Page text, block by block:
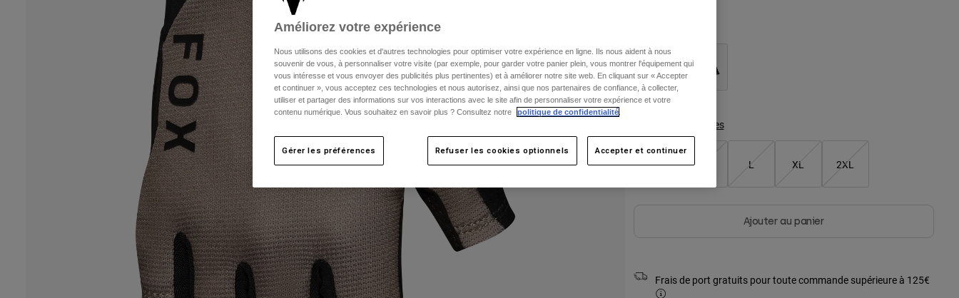
Tableau des tailles
S L XL 2XL
Ajouter au panier
Frais de port gratuits pour toute commande supérieure à 125€
Améliorez votre expérience
Nous utilisons des cookies et d'autres technologies pour optimiser votre expérience en ligne. Ils nous aident à nous
souvenir de vous, à personnaliser votre visite (par exemple, pour garder votre panier plein, vous montrer l'équipement qui
vous intéresse et vous envoyer des publicités plus pertinentes) et à améliorer notre site web. En cliquant sur « Accepter
et continuer », vous acceptez ces technologies et nous autorisez, ainsi que nos partenaires de confiance, à collecter,
utiliser et partager des informations sur vos interactions avec le site afin de personnaliser votre expérience et votre
contenu numérique. Vous souhaitez en savoir plus ? Consultez notre
politique de confidentialité
Gérer les préférences Refuser les cookies optionnels Accepter et continuer